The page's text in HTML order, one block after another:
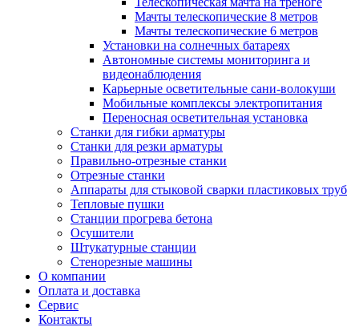
Мачты телескопические 8 метров
Мачты телескопические 6 метров
Установки на солнечных батареях
Автономные системы мониторинга и
видеонаблюдения
Карьерные осветительные сани-волокуши
Мобильные комплексы электропитания
Переносная осветительная установка
Станки для гибки арматуры
Станки для резки арматуры
Правильно-отрезные станки
Отрезные станки
Аппараты для стыковой сварки пластиковых труб
Тепловые пушки
Станции прогрева бетона
Осушители
Штукатурные станции
Стенорезные машины
О компании
Оплата и доставка
Сервис
Контакты